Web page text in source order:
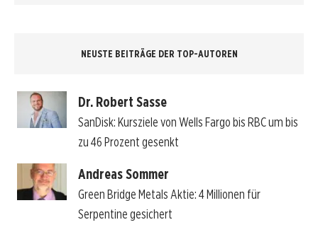
NEUSTE BEITRÄGE DER TOP-AUTOREN
Dr. Robert Sasse
SanDisk: Kursziele von Wells Fargo bis RBC um bis
zu 46 Prozent gesenkt
Andreas Sommer
Green Bridge Metals Aktie: 4 Millionen für
Serpentine gesichert